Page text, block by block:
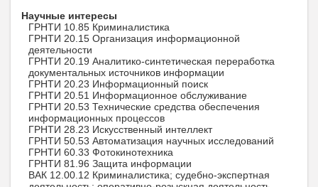
Научные интересы
ГРНТИ 10.85 Криминалистика
ГРНТИ 20.15 Организация информационной
деятельности
ГРНТИ 20.19 Аналитико-синтетическая переработка
документальных источников информации
ГРНТИ 20.23 Информационный поиск
ГРНТИ 20.51 Информационное обслуживание
ГРНТИ 20.53 Технические средства обеспечения
информационных процессов
ГРНТИ 28.23 Искусственный интеллект
ГРНТИ 50.53 Автоматизация научных исследований
ГРНТИ 60.33 Фотокинотехника
ГРНТИ 81.96 Защита информации
ВАК 12.00.12 Криминалистика; судебно-экспертная